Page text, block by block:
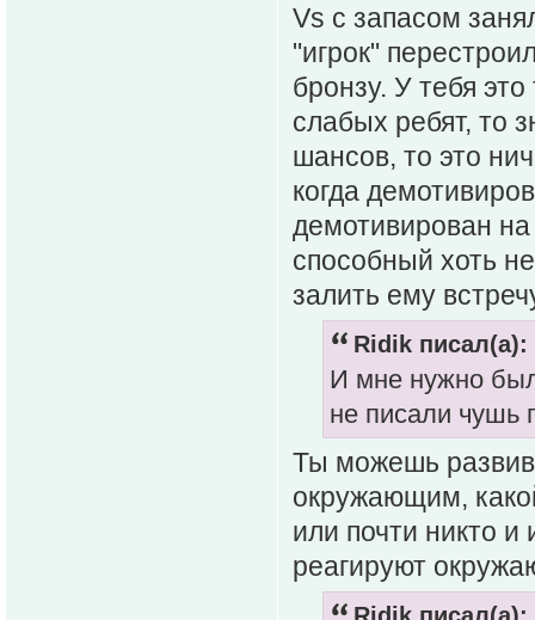
Vs с запасом
"игрок"
бронзу. У тебя
слабых ребят, то
шансов, то это
когда
демотивирован на
способный хоть
залить ему
Ridik писал(а):
И мне нужно
не писали чушь
Ты можешь
окружающим,
или почти никто и
реагируют